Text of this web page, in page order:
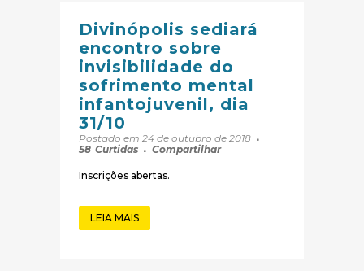
Divinópolis sediará
encontro sobre
invisibilidade do
sofrimento mental
infantojuvenil, dia
31/10
Postado em 24 de outubro de 2018
58 Curtidas Compartilhar
Inscrições abertas.
LEIA MAIS